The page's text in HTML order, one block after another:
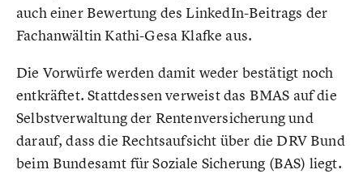
auch einer Bewertung des LinkedIn-Beitrags der
Fachanwältin Kathi-Gesa Klafke aus.
Die Vorwürfe werden damit weder bestätigt noch
entkräftet. Stattdessen verweist das BMAS auf die
Selbstverwaltung der Rentenversicherung und
darauf, dass die Rechtsaufsicht über die DRV Bund
beim Bundesamt für Soziale Sicherung (BAS) liegt.